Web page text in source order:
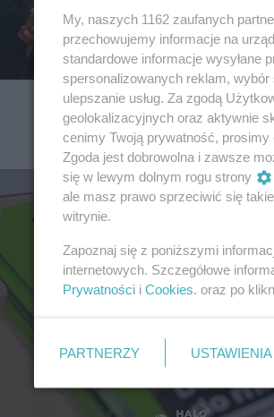
My, naszych 1162 zaufanych
przechowujemy informacje na
standardowe informacje wysyłane
spersonalizowanych reklam,
ulepszanie usług. Za zgodą
geolokalizacyjnych oraz aktywnie
cenimy Twoją prywatność, prosimy
Zgoda jest dobrowolna i zawsze
się w lewym dolnym rogu strony
ale masz prawo sprzeciwić się
witrynie.
Zapoznaj się z poniższymi
internetowych. Szczegółowe
Prywatności i Cookies. oraz po
PARTNERZY USTAWIENIA